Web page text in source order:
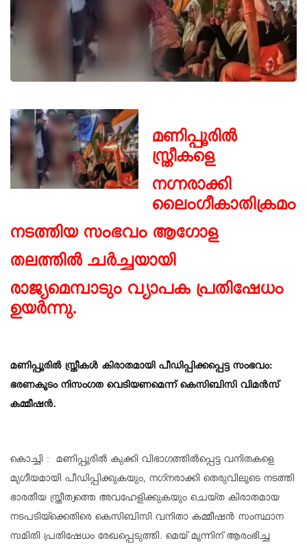
മണിപ്പൂരിൽ
സ്ത്രീകളെ
നഗ്നരാക്കി
ലൈംഗീകാതിക്രമം
നടത്തിയ സംഭവം ആഗോള
തലത്തില്‍ ചര്‍ച്ചയായി
രാജ്യമെമ്പാടും വ്യാപക പ്രതിഷേധം
ഉയര്‍ന്നു.
മണിപ്പൂരില്‍ സ്ത്രീകള്‍ കിരാതമായി പീഡിപ്പിക്കപ്പെട്ട സംഭവം:
ഭരണകൂടം നിസംഗത വെടിയണമെന്ന് കെസിബിസി വിമന്‍സ്
കമ്മീഷന്‍.
കൊച്ചി : മണിപ്പൂരില്‍ കുക്കി വിഭാഗത്തില്‍പ്പെട്ട വനിതകളെ
മൃഗീയമായി പീഡിപ്പിക്കുകയും, നഗ്‌നരാക്കി തെരുവിലൂടെ നടത്തി
ഭാരതീയ സ്ത്രീത്വത്തെ അവഹേളിക്കുകയും ചെയ്ത കിരാതമായ
നടപടിയ്‌ക്കെതിരെ കെസിബിസി വനിതാ കമ്മീഷന്‍ സംസ്ഥാന
സമിതി പ്രതിഷേധം രേഖപ്പെടുത്തി. മെയ് മൂന്നിന് ആരംഭിച്ച